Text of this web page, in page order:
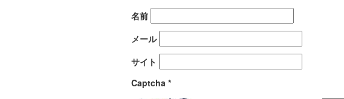
名前
メール
サイト
Captcha *